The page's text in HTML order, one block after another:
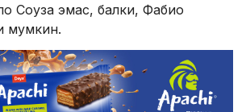
Соуза эмас, балки, Фабио
мумкин.